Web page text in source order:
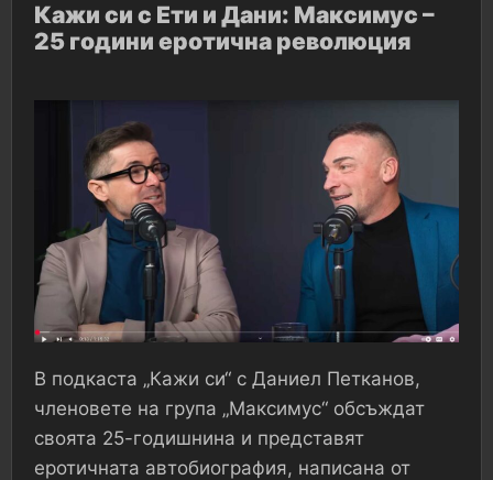
Кажи си с Ети и Дани: Максимус –
25 години еротична революция
В подкаста „Кажи си“ с Даниел Петканов,
членовете на група „Максимус“ обсъждат
своята 25-годишнина и представят
еротичната автобиография, написана от